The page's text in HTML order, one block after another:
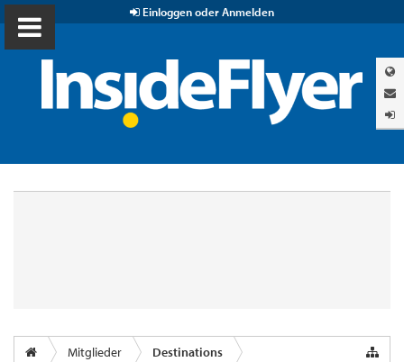
Einloggen oder Anmelden
Mitglieder Destinations